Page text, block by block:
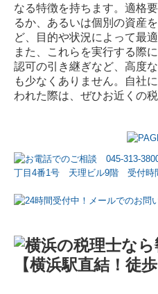
なる特徴を持ちます。適格
るか、あるいは個別の資産
ど、目的や状況によって最
また、これらを実行する際
認可の引き継ぎなど、高度
も少なくありません。自社
われた際は、ぜひお近くの